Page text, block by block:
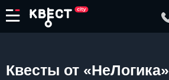
Квесты от